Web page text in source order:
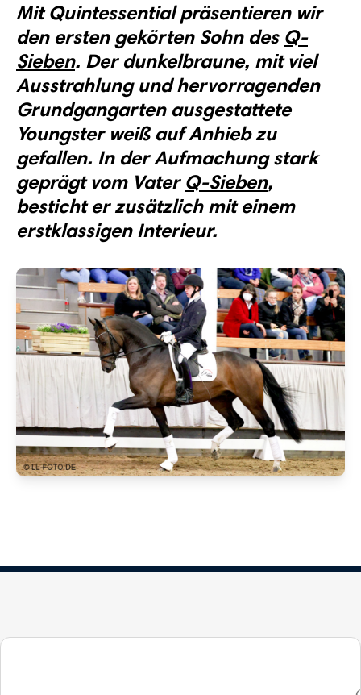
Mit Quintessential präsentieren wir
den ersten gekörten Sohn des Q-
Sieben. Der dunkelbraune, mit viel
Ausstrahlung und hervorragenden
Grundgangarten ausgestattete
Youngster weiß auf Anhieb zu
gefallen. In der Aufmachung stark
geprägt vom Vater Q-Sieben,
besticht er zusätzlich mit einem
erstklassigen Interieur.